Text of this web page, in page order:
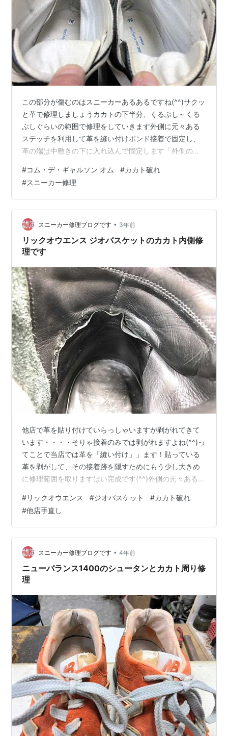
この部分が傷むのはスニーカーあるあるですね(^^)サクッ
と革で修理しましょうカカトの下半分、くるぶし～くる
ぶしぐらいの範囲で修理をしていきます外側に元々ある
ステッチを利用して革を縫い付けボンド接着で固定し、
革の端は中敷きの下に入れ込んで固定します「外側の
少し足りませんでした・・なのでご相談の結果矢印の部
分に新たにステッチを走らせました両側のステッチを繋
ぐ形ですので違和感は殆どありませんこの方法を取った
おかげで修理範囲が下半分になり外から見ても修理跡が
ほとんどわかりません履き口淵から革を縫い付けるとど
うしても脱いだ際に革が見えてしまいますのでこの…
#コム・デ・ギャルソン オム #カカト破れ
#スニーカー修理
スニーカー修理ブログです • 3年前
リックオウエンス ジオバスケットのカカト内側修
理です
他店で革を貼り付けていらっしゃいますが剥がれてきて
います・・・・そりゃ接着のみでは剥がれますよね(^^)っ
てことで当店では革を「縫い付け」」ます！貼っている
革を剥がして、その接着跡を隠すためにもう少し大きめ
に修理範囲を取りますはい完成です(^^)外側の元々あるス
ずわかりません↓こういったハイカットの靴内部は体温
と汗でかなり高温多湿になりますボンド接着だけでは、
まあ剥がれますので(^^)縫い付け修理がおすすめです今回
は上部をステッチで、下部は中敷きの下に入れ込んで固
定しています革のサイドは接着のみですので履いていく
中で浮いてくることもあるかもしれ…
#リックオウエンス #ジオバスケット #カカト破れ
#他店手直し
スニーカー修理ブログです • 4年前
ニューバランス1400のシュータンとカカト周り修
理